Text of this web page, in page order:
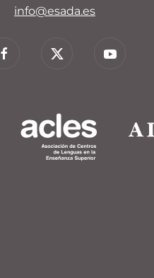
info@esada.es